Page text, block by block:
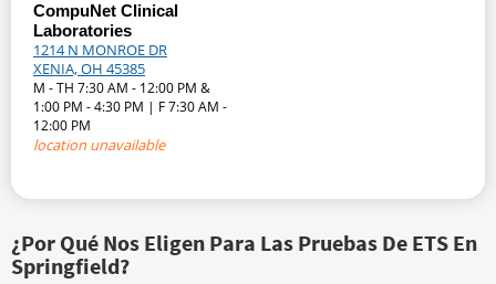
CompuNet Clinical
Laboratories
1214 N MONROE DR
XENIA, OH 45385
M - TH 7:30 AM - 12:00 PM &
1:00 PM - 4:30 PM | F 7:30 AM -
12:00 PM
location unavailable
¿Por Qué Nos Eligen Para Las Pruebas De ETS En
Springfield?